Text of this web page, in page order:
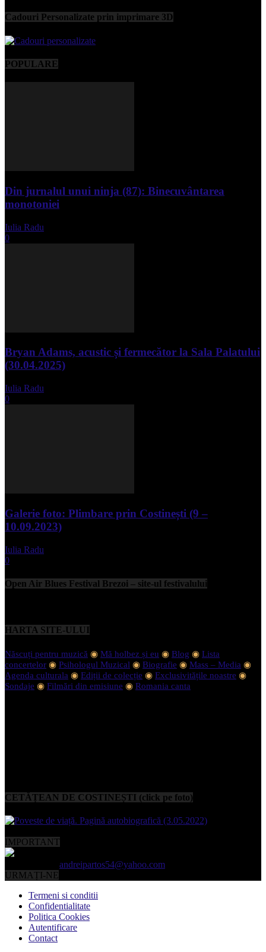
Cadouri Personalizate prin imprimare 3D
POPULARE
Din jurnalul unui ninja (87): Binecuvântarea
monotoniei
Iulia Radu
0
Bryan Adams, acustic și fermecător la Sala Palatului
(30.04.2025)
Iulia Radu
0
Galerie foto: Plimbare prin Costinești (9 –
10.09.2023)
Iulia Radu
0
Open Air Blues Festival Brezoi – site-ul festivalului
HARTA SITE-ULUI
Născuți pentru muzică ◉ Mă holbez și eu ◉ Blog ◉ Lista
concertelor ◉ Psihologul Muzical ◉ Biografie ◉ Mass – Media ◉
Agenda culturala ◉ Ediții de colecție ◉ Exclusivitățile noastre ◉
Sondaje ◉ Filmări din emisiune ◉ Romania canta
CETĂȚEAN DE COSTINEȘTI (click pe foto)
IMPORTANT
andreipartos54@yahoo.com
URMAȚI-NE
Termeni si conditii
Confidentialitate
Politica Cookies
Autentificare
Contact